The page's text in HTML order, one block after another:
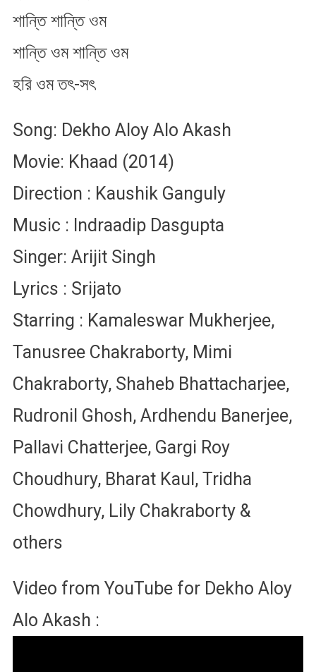
শান্তি শান্তি ওম​
শান্তি ওম শান্তি ওম
হরি ওম তৎ-স​ৎ
Song: Dekho Aloy Alo Akash
Movie: Khaad (2014)
Direction : Kaushik Ganguly
Music : Indraadip Dasgupta
Singer: Arijit Singh
Lyrics : Srijato
Starring : Kamaleswar Mukherjee,
Tanusree Chakraborty, Mimi
Chakraborty, Shaheb Bhattacharjee,
Rudronil Ghosh, Ardhendu Banerjee,
Pallavi Chatterjee, Gargi Roy
Choudhury, Bharat Kaul, Tridha
Chowdhury, Lily Chakraborty &
others
Video from YouTube for Dekho Aloy
Alo Akash :